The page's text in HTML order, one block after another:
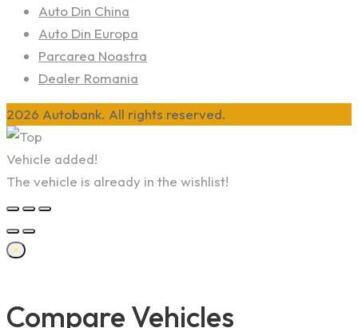
Auto Din China
Auto Din Europa
Parcarea Noastra
Dealer Romania
2026 Autobank. All rights reserved.
Vehicle added!
The vehicle is already in the wishlist!
×
Compare Vehicles